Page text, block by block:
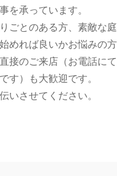
を承っています。
ごとのある方、素敵な
めれば良いかお悩みの
接のご来店（お電話に
す）も大歓迎です。
いさせてください。